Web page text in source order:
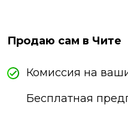
Продаю сам в Чите
Комиссия на
Бесплатная